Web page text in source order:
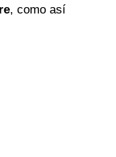
, como así